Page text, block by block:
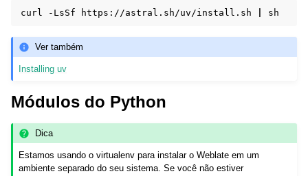
curl -LsSf https://astral.sh/uv/install.sh
Ver também
Installing uv
Módulos do Python
Dica
Estamos usando o virtualenv para instalar o Weblate em um
ambiente separado do seu sistema. Se você não estiver